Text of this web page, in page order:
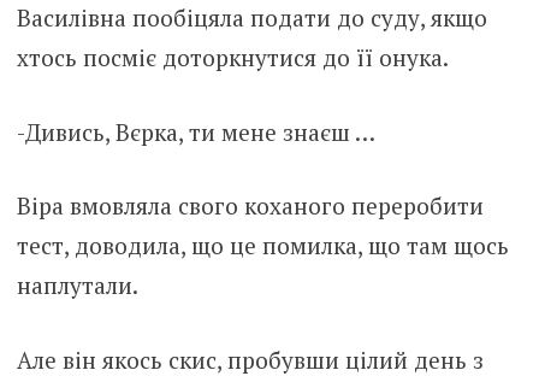
Василівна пообіцяла подати до суду, якщо
хтось посміє доторкнутися до її онука.
-Дивись, Вєрка, ти мене знаєш …
Віра вмовляла свого коханого переробити
тест, доводила, що це помилка, що там щось
наплутали.
Але він якось скис, пробувши цілий день з